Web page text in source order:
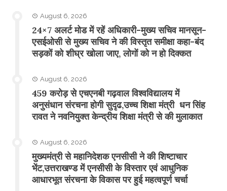
August 6, 2026
24×7 अलर्ट मोड में रहें अधिकारी-मुख्य सचिव मानसून-
एसईओसी से मुख्य सचिव ने की विस्तृत समीक्षा कहा-बंद
सड़कों को शीघ्र खोला जाए, लोगों को न हो दिक्कत
August 6, 2026
459 करोड़ से एचएनबी गढ़वाल विश्वविद्यालय में
अनुसंधान संरचना होगी सुदृढ,उच्च शिक्षा मंत्री धन सिंह
रावत ने नवनियुक्त केन्द्रीय शिक्षा मंत्री से की मुलाकात
August 6, 2026
मुख्यमंत्री से महानिदेशक एनसीसी ने की शिष्टाचार
भेंट,उत्तराखण्ड में एनसीसी के विस्तार एवं आधुनिक
आधारभूत संरचना के विकास पर हुई महत्वपूर्ण चर्चा